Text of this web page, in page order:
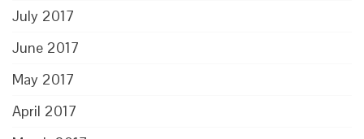
July 2017
June 2017
May 2017
April 2017